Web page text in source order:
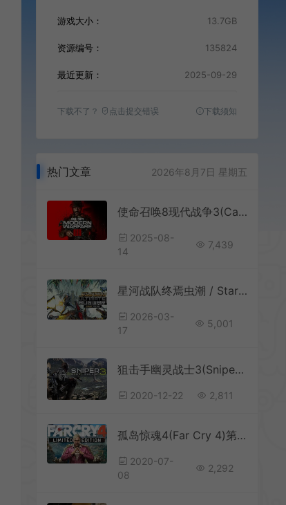
游戏大小： 13.7GB
资源编号： 135824
最近更新： 2025-09-29
下载不了？ 点击提交错误 下载须知
热门文章 2026年8月7日 星期五
使命召唤8现代战争3(Call of Duty Modern Warfare III)第一人称射击游戏|下载
2025-08-
14
7,439
星河战队终焉虫潮 / Starship Troopers Ultimate Bug War 科幻射击游戏
2026-03-
17
5,001
狙击手幽灵战士3(Sniper Ghost Warrior3)简中|PC|修改器|存档|第一人称射击游戏
2020-12-22 2,811
孤岛惊魂4(Far Cry 4)第一人称动作射击游戏|下载
2020-07-
08
2,292